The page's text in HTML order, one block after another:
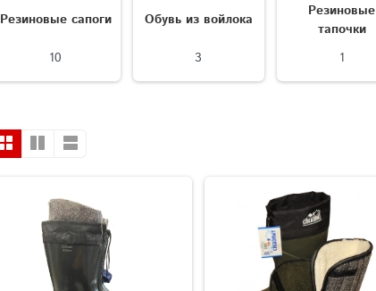
Резиновые сапоги
10
Обувь из войлока
3
Резиновые
тапочки
1